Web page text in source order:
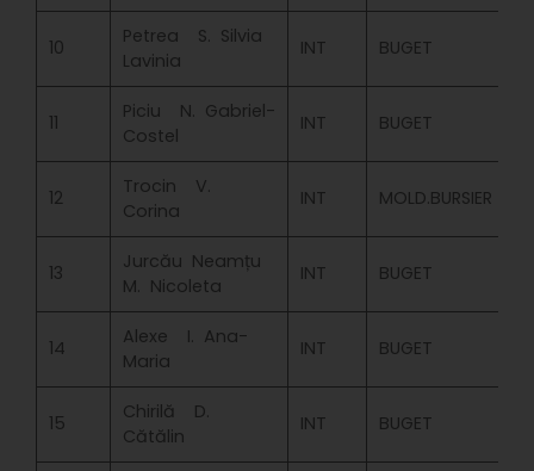
10
Petrea S. Silvia
Lavinia
INT BUGET
11
Piciu N. Gabriel-
Costel
INT BUGET
12
Trocin V.
Corina
INT MOLD.BURSIER
13
Jurcău Neamțu
M. Nicoleta
INT BUGET
14
Alexe I. Ana-
Maria
INT BUGET
15
Chirilă D.
Cătălin
INT BUGET